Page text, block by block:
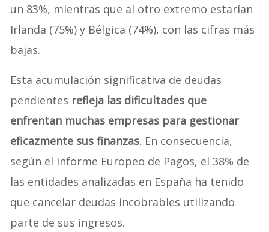
un 83%, mientras que al otro extremo estarían
Irlanda (75%) y Bélgica (74%), con las cifras más
bajas.
Esta acumulación significativa de deudas
pendientes refleja las dificultades que
enfrentan muchas empresas para gestionar
eficazmente sus finanzas. En consecuencia,
según el Informe Europeo de Pagos, el 38% de
las entidades analizadas en España ha tenido
que cancelar deudas incobrables utilizando
parte de sus ingresos.